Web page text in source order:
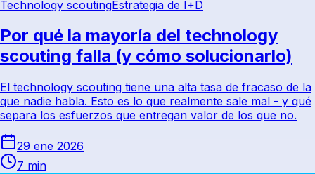
Technology scoutingEstrategia de I+D
Por qué la mayoría del technology
scouting falla (y cómo solucionarlo)
El technology scouting tiene una alta tasa de fracaso de la
que nadie habla. Esto es lo que realmente sale mal - y qué
separa los esfuerzos que entregan valor de los que no.
29 ene 2026
7 min